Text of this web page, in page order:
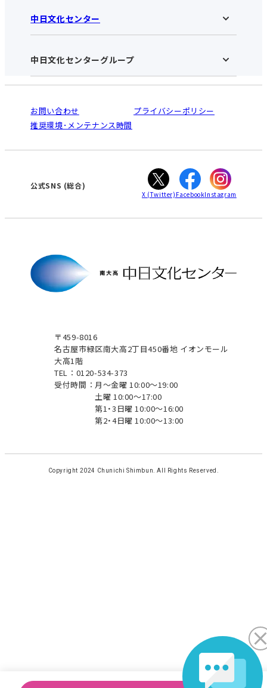
南大高中日文化センターHOME
お知らせ
アクセス･営業時間
お申し込みの流れ
入会と受講のご案内
中日文化センター
中日文化センターHOME
中日文化センターとは
受講規約・会員特典
ご利用ガイド
オンライン講座受講の手順
WEBサイトのよくある質問
中日文化センターグループ
南大高
犬山
高蔵寺
大垣
津
お問い合わせ
プライバシーポリシー
推奨環境･メンテナンス時間
〒459-8016
名古屋市緑区南大高2丁目450番地 イオンモール
大高1階
TEL：0120-534-373
受付時間： 月～金曜 10:00～19:00
土曜 10:00～17:00
第1・3日曜 10:00～16:00
第2・4日曜 10:00～13:00
公式SNS (総合)
X (Twitter) FacebookInstagram
Copyright 2024 Chunichi Shimbun. All Rights Reserved.